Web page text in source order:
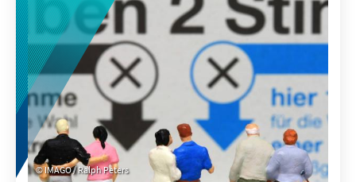
berücksichtigen. Eine Stärkung europäischer
Fähigkeiten im Marinebereich ist für die
Verteidigung des Kontinents unerlässlich.
IMAGO / Ralph Peters